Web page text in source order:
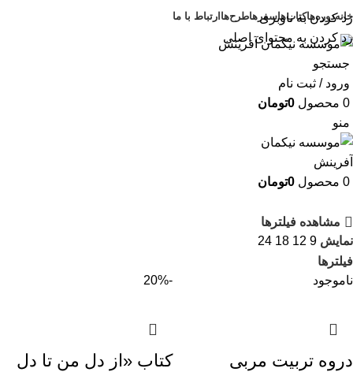
رد کردن به ناوبری
رد کردن به محتوای اصلی
خانهدوره‌هاکتاب‌هاسفرهاطرح‌ها ارتباط با ما
جستجو
ورود / ثبت نام
0 محصول 0تومان
منو
0 محصول 0تومان
مشاهده فیلترها
نمایش 9
12
18
24
فیلترها
ناموجود
دروه تربیت مربی
-20%
کتاب «از دل من تا دل